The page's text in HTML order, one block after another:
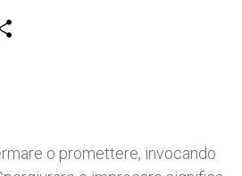
o promettere, invocando